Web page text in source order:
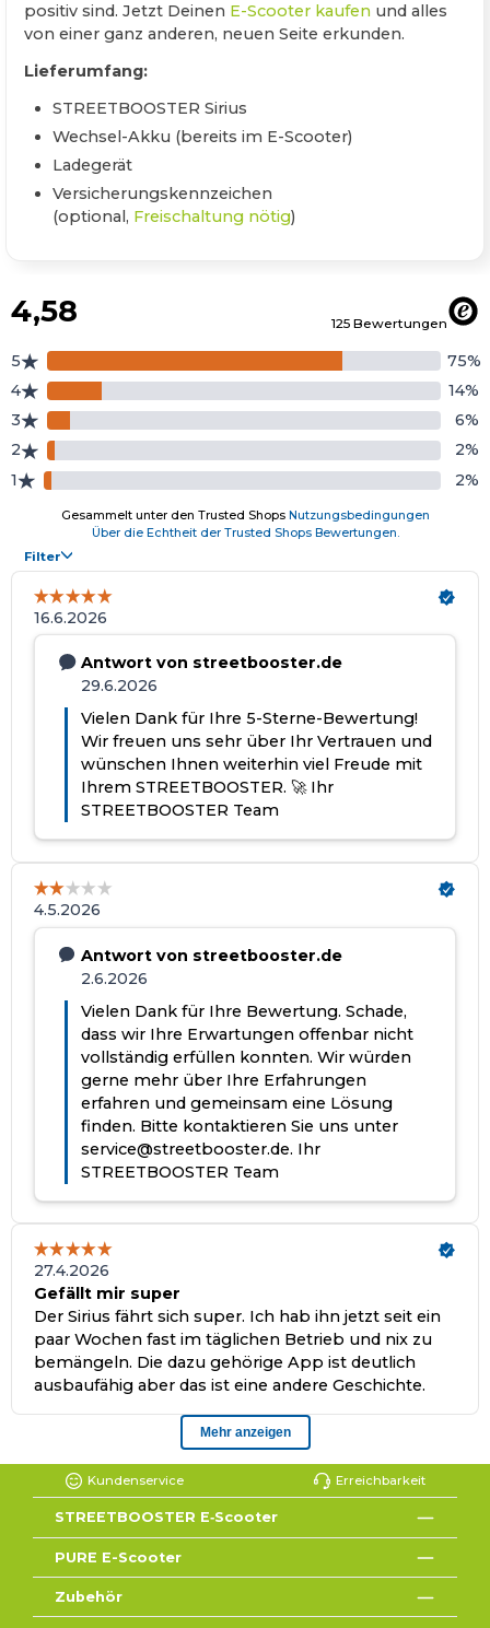
positiv sind. Jetzt Deinen E-Scooter kaufen und alles
von einer ganz anderen, neuen Seite erkunden.
Lieferumfang:
STREETBOOSTER Sirius
Wechsel-Akku (bereits im E-Scooter)
Ladegerät
Versicherungskennzeichen
(optional, Freischaltung nötig)
Kundenservice Erreichbarkeit
STREETBOOSTER E‑Scooter
PURE E-Scooter
Zubehör